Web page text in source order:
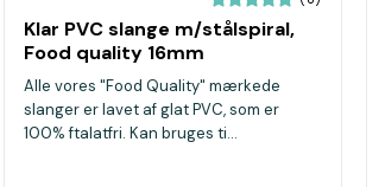
Klar PVC slange m/stålspiral,
Food quality 16mm
Alle vores "Food Quality" mærkede
slanger er lavet af glat PVC, som er
100% ftalatfri. Kan bruges ti...